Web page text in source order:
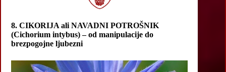
8. CIKORIJA ali NAVADNI POTROŠNIK
(Cichorium intybus) – od manipulacije do
brezpogojne ljubezni